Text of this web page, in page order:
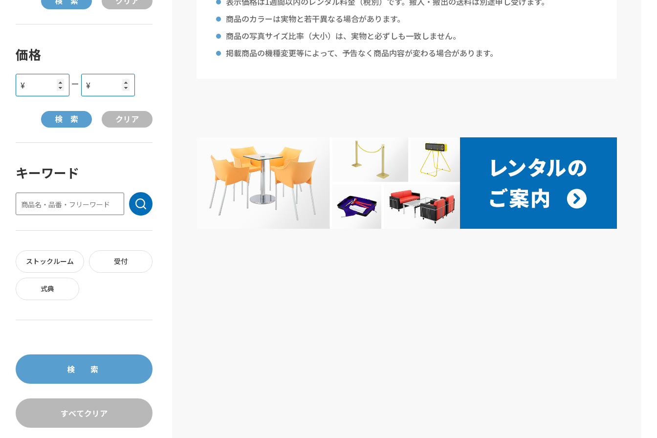
価格
¥ ー ¥
キーワード
ストックルーム 受付
式典
商品のカラーは実物と若干異なる場合があります。
商品の写真サイズ比率（大小）は、実物と必ずしも一致しません。
掲載商品の機種変更等によって、予告なく商品内容が変わる場合があります。